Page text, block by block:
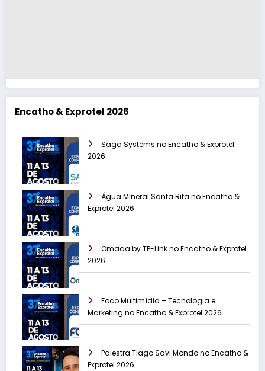
Encatho & Exprotel 2026
Saga Systems no Encatho & Exprotel
2026
Água Mineral Santa Rita no Encatho &
Exprotel 2026
Omada by TP-Link no Encatho & Exprotel
2026
Foco Multimídia – Tecnologia e
Marketing no Encatho & Exprotel 2026
Palestra Tiago Savi Mondo no Encatho &
Exprotel 2026